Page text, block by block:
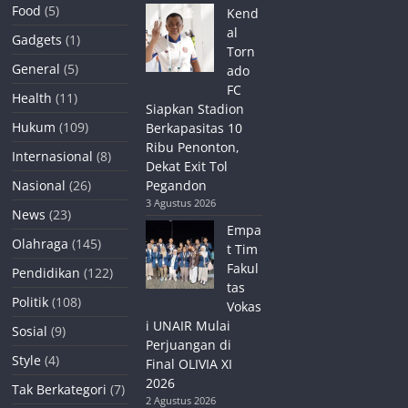
Food (5)
Gadgets (1)
General (5)
Health (11)
Hukum (109)
Internasional (8)
Nasional (26)
News (23)
Olahraga (145)
Pendidikan (122)
Politik (108)
Sosial (9)
Style (4)
Tak Berkategori (7)
Kend
al
Torn
ado
FC
Siapkan Stadion
Berkapasitas 10
Ribu Penonton,
Dekat Exit Tol
Pegandon
3 Agustus 2026
Empa
t Tim
Fakul
tas
Vokas
i UNAIR Mulai
Perjuangan di
Final OLIVIA XI
2026
2 Agustus 2026